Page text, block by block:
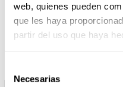
web, quienes pueden
que les haya
partir del uso que haya
Necesarias
PERFUMERÍA
E HIGIENE
Productos